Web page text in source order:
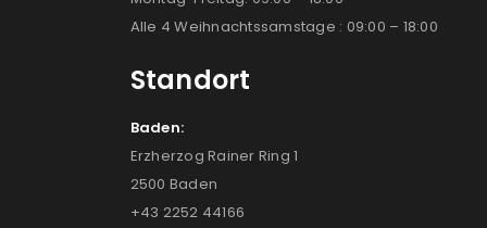
Alle 4 Weihnachtssamstage : 09:00 – 18:00
Standort
Baden:
Erzherzog Rainer Ring 1
2500 Baden
+43 2252 44166